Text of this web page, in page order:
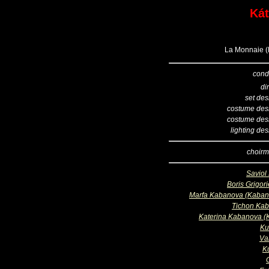
La Monnaie
set
costume
costume
lighting
Saviol
Boris
Marfa Kabanova
Tichon
Katerina Kabanova